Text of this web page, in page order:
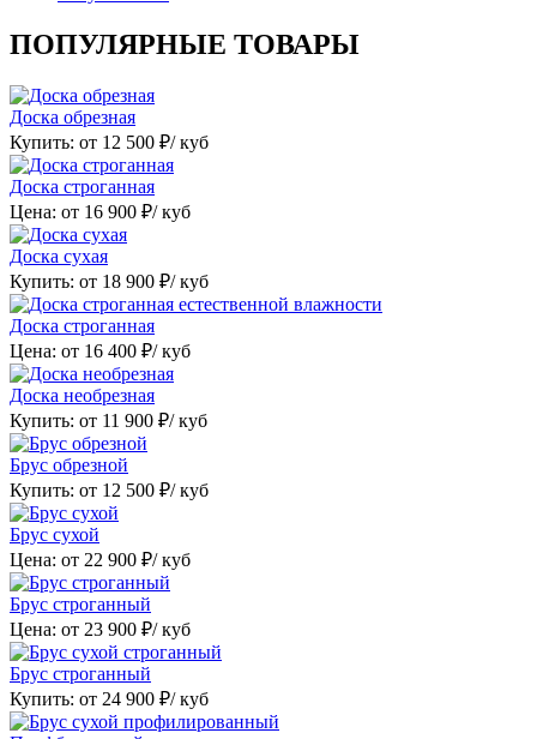
ПОПУЛЯРНЫЕ ТОВАРЫ
Доска обрезная
Купить: от 12 500 ₽/ куб
Доска строганная
Цена: от 16 900 ₽/ куб
Доска сухая
Купить: от 18 900 ₽/ куб
Доска строганная
Цена: от 16 400 ₽/ куб
Доска необрезная
Купить: от 11 900 ₽/ куб
Брус обрезной
Купить: от 12 500 ₽/ куб
Брус сухой
Цена: от 22 900 ₽/ куб
Брус строганный
Цена: от 23 900 ₽/ куб
Брус строганный
Купить: от 24 900 ₽/ куб